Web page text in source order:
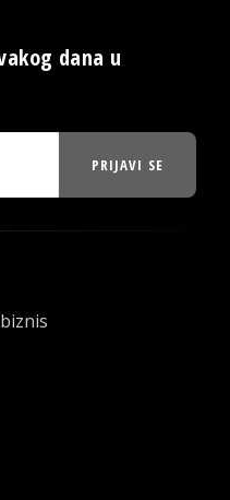
dana u
PRIJAVI SE